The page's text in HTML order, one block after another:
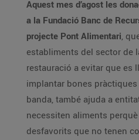
Aquest mes d’agost les
a la Fundació Banc de
projecte Pont Alimentari,
establiments del sector de
restauració a evitar que es
implantar bones pràctiques
banda, també ajuda a
necessiten aliments
desfavorits que no tenen